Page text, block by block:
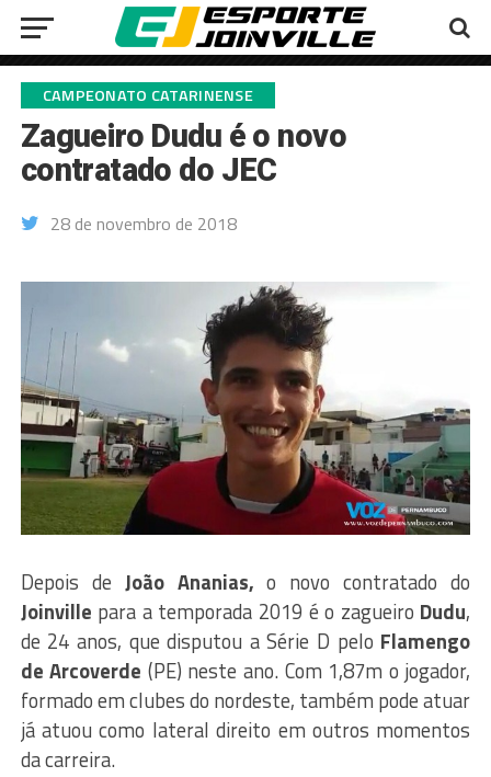
CAMPEONATO CATARINENSE
Zagueiro Dudu é o novo
contratado do JEC
28 de novembro de 2018
Depois de João Ananias, o novo contratado do
Joinville para a temporada 2019 é o zagueiro Dudu,
de 24 anos, que disputou a Série D pelo Flamengo
de Arcoverde (PE) neste ano. Com 1,87m o jogador,
formado em clubes do nordeste, também pode atuar
já atuou como lateral direito em outros momentos
da carreira.